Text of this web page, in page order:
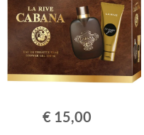
€ 15,00